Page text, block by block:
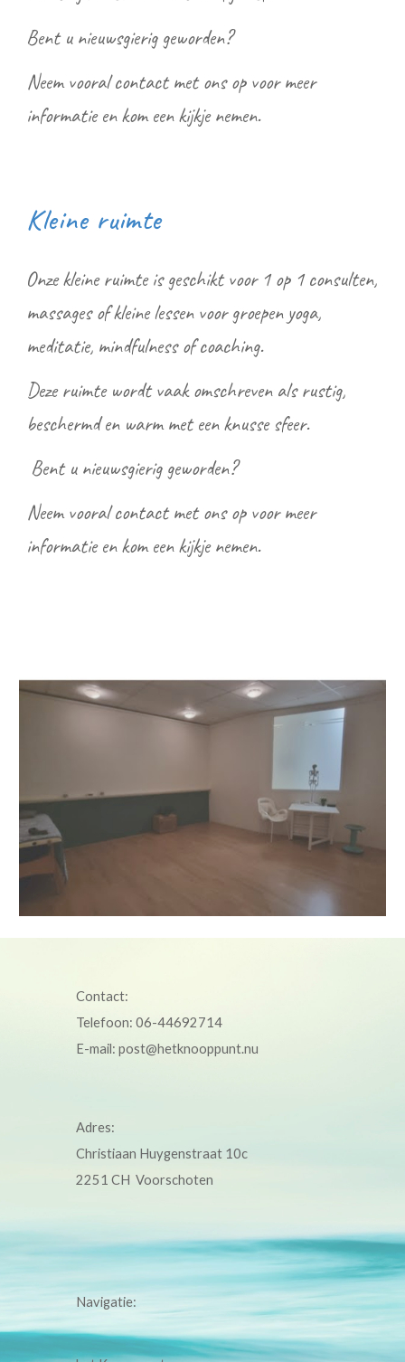
Bent u nieuwsgierig geworden?
Neem vooral contact met ons op voor meer
informatie en kom een kijkje nemen.
Kleine ruimte
Onze kleine ruimte is geschikt voor 1 op 1 consulten,
massages of kleine lessen voor groepen yoga,
meditatie, mindfulness of coaching.
Deze ruimte wordt vaak omschreven als rustig,
beschermd en warm met een knusse sfeer.
Bent u nieuwsgierig geworden?
Neem vooral contact met ons op voor meer
informatie en kom een kijkje nemen.
Contact:
Telefoon: 06-44692714
E-mail:post@hetknooppunt.nu
Adres:
Christiaan Huygenstraat 10c
2251 CH Voorschoten
Navigatie: